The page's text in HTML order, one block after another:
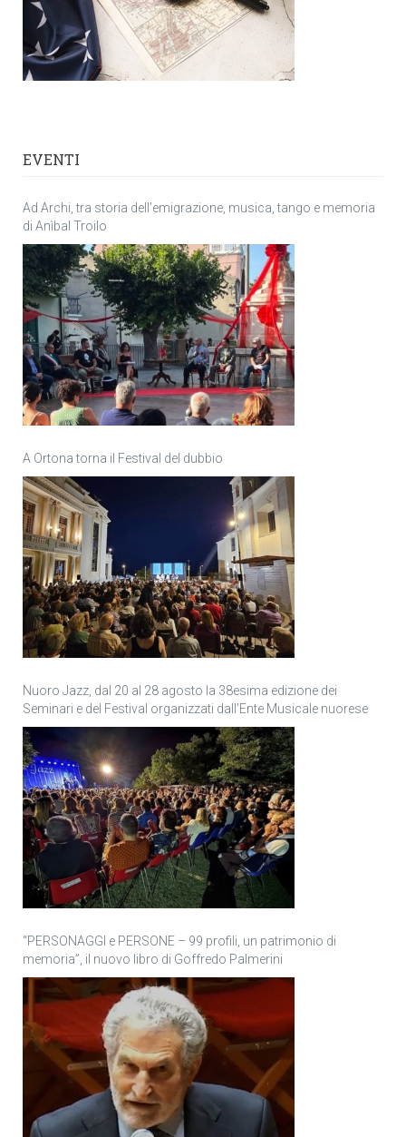
EVENTI
Ad Archi, tra storia dell’emigrazione, musica, tango e memoria
di Anìbal Troilo
A Ortona torna il Festival del dubbio
Nuoro Jazz, dal 20 al 28 agosto la 38esima edizione dei
Seminari e del Festival organizzati dall’Ente Musicale nuorese
“PERSONAGGI e PERSONE – 99 profili, un patrimonio di
memoria”, il nuovo libro di Goffredo Palmerini